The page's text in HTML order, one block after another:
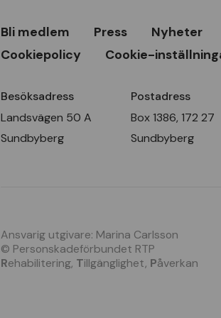
Bli medlem Press Nyheter
Cookiepolicy
Cookie-
Besöksadress
Landsvägen 50 A
Sundbyberg
Postadress
Box 1386, 172 27
Sundbyberg
Ansvarig utgivare: Marina Carlsson
© Personskadeförbundet RTP
Rehabilitering, Tillgänglighet, Påverkan